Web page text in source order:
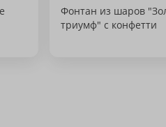
Фонтан из шаров
триумф" с конфетти